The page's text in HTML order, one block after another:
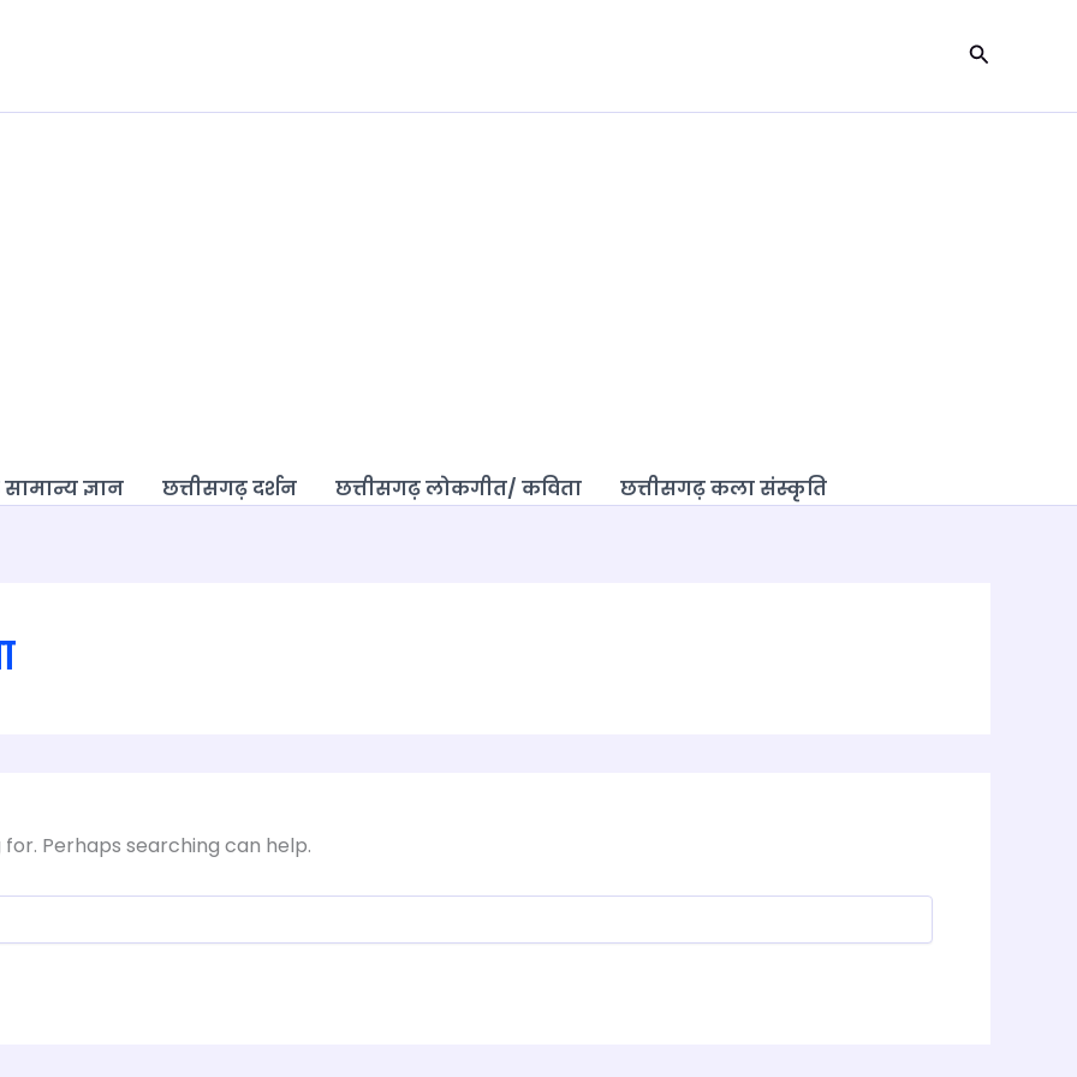
Search
ज्ञान छत्तीसगढ़ दर्शन छत्तीसगढ़ लोकगीत/ कविता छत्तीसगढ़ कला संस्कृति
Perhaps searching can help.